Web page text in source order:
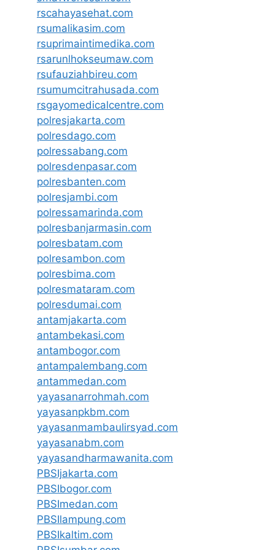
rscahayasehat.com
rsumalikasim.com
rsuprimaintimedika.com
rsarunlhokseumaw.com
rsufauziahbireu.com
rsumumcitrahusada.com
rsgayomedicalcentre.com
polresjakarta.com
polresdago.com
polressabang.com
polresdenpasar.com
polresbanten.com
polresjambi.com
polressamarinda.com
polresbanjarmasin.com
polresbatam.com
polresambon.com
polresbima.com
polresmataram.com
polresdumai.com
antamjakarta.com
antambekasi.com
antambogor.com
antampalembang.com
antammedan.com
yayasanarrohmah.com
yayasanpkbm.com
yayasanmambaulirsyad.com
yayasanabm.com
yayasandharmawanita.com
PBSIjakarta.com
PBSIbogor.com
PBSImedan.com
PBSIlampung.com
PBSIkaltim.com